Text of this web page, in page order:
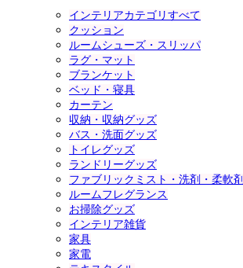
インテリアカテゴリすべて
クッション
ルームシューズ・スリッパ
ラグ・マット
ブランケット
ベッド・寝具
カーテン
収納・収納グッズ
バス・洗面グッズ
トイレグッズ
ランドリーグッズ
ファブリックミスト・洗剤・柔軟剤
ルームフレグランス
お掃除グッズ
インテリア雑貨
家具
家電